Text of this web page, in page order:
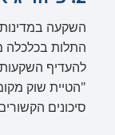
השקעה
התלות בכלכלה
להעדיף
"הטיית שוק
סיכונים